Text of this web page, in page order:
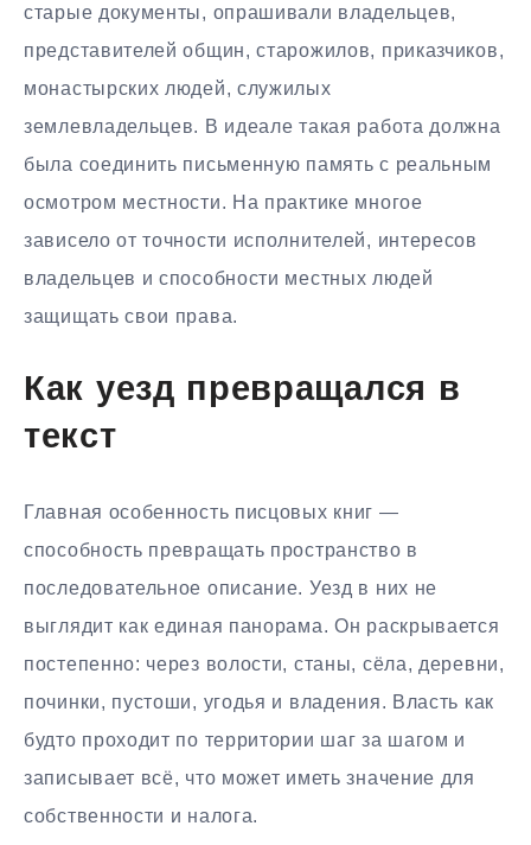
старые документы, опрашивали владельцев,
представителей общин, старожилов, приказчиков,
монастырских людей, служилых
землевладельцев. В идеале такая работа должна
была соединить письменную память с реальным
осмотром местности. На практике многое
зависело от точности исполнителей, интересов
владельцев и способности местных людей
защищать свои права.
Как уезд превращался в
текст
Главная особенность писцовых книг —
способность превращать пространство в
последовательное описание. Уезд в них не
выглядит как единая панорама. Он раскрывается
постепенно: через волости, станы, сёла, деревни,
починки, пустоши, угодья и владения. Власть как
будто проходит по территории шаг за шагом и
записывает всё, что может иметь значение для
собственности и налога.